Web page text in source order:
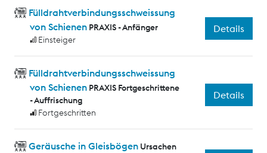
Fülldrahtverbindungsschweissung
von Schienen PRAXIS - Anfänger
Einsteiger
Details
Fülldrahtverbindungsschweissung
von Schienen PRAXIS Fortgeschrittene
- Auffrischung
Fortgeschritten
Details
Geräusche in Gleisbögen Ursachen